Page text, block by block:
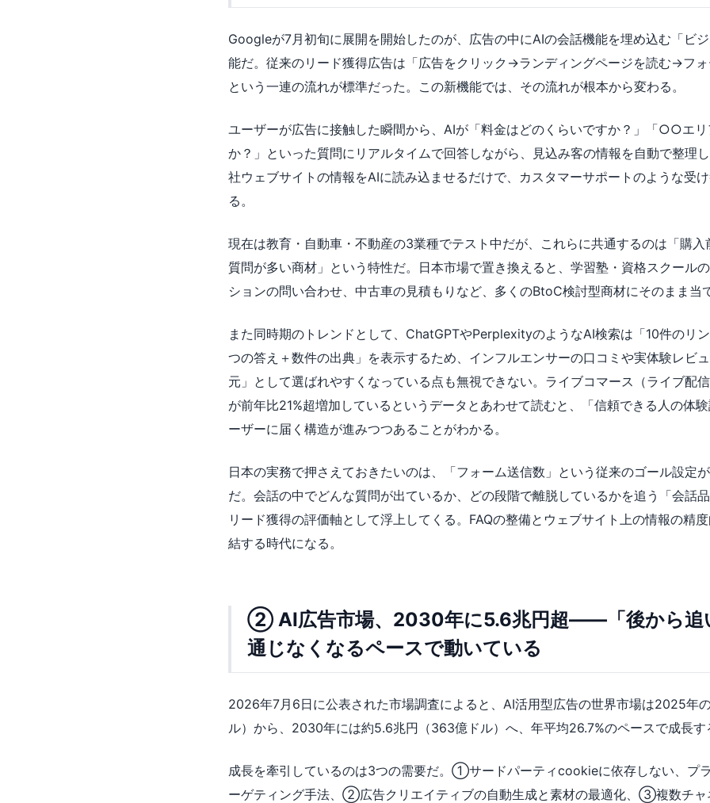
Googleが7月初旬に展開を開始したのが、広告の中にAIの会話機能を埋め込む「ビ
能だ。従来のリード獲得広告は「広告をクリック→ランディングページを読む→フォ
という一連の流れが標準だった。この新機能では、その流れが根本から変わる。
ユーザーが広告に接触した瞬間から、AIが「料金はどのくらいですか？」「○○エ
か？」といった質問にリアルタイムで回答しながら、見込み客の情報を自動で整理
社ウェブサイトの情報をAIに読み込ませるだけで、カスタマーサポートのような受
る。
現在は教育・自動車・不動産の3業種でテスト中だが、これらに共通するのは「購入
質問が多い商材」という特性だ。日本市場で置き換えると、学習塾・資格スクール
ションの問い合わせ、中古車の見積もりなど、多くのBtoC検討型商材にそのまま当
また同時期のトレンドとして、ChatGPTやPerplexityのようなAI検索は「10件のリ
つの答え＋数件の出典」を表示するため、インフルエンサーの口コミや実体験レビ
元」として選ばれやすくなっている点も無視できない。ライブコマース（ライブ配
が前年比21%超増加しているというデータとあわせて読むと、「信頼できる人の体
ーザーに届く構造が進みつつあることがわかる。
日本の実務で押さえておきたいのは、「フォーム送信数」という従来のゴール設定
だ。会話の中でどんな質問が出ているか、どの段階で離脱しているかを追う「会話
リード獲得の評価軸として浮上してくる。FAQの整備とウェブサイト上の情報の精
結する時代になる。
② AI広告市場、2030年に5.6兆円超——「後から追
通じなくなるペースで動いている
2026年7月6日に公表された市場調査によると、AI活用型広告の世界市場は2025年の
ル）から、2030年には約5.6兆円（363億ドル）へ、年平均26.7%のペースで成長す
成長を牽引しているのは3つの需要だ。①サードパーティcookieに依存しない、プ
ーゲティング手法、②広告クリエイティブの自動生成と素材の最適化、③複数チャ